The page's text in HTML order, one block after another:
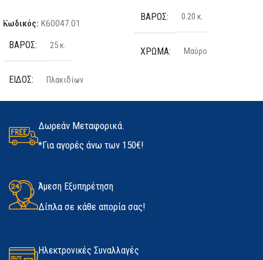
Σε απόθεμα
Κωδικός: K60047.01
ΒΆΡΟΣ 25 κ.
ΕΊΔΟΣ Πλακιδίων
ΚΑΤΑΣΚΕΥΑΣΤΉΣ Kerakoll
ΔΙΑΘΕΣΙΜΌΤΗΤΑ
ΒΆΡΟΣ 0.20 κ.
ΧΡΏΜΑ Μαύρο
Δωρεάν Μεταφορικά.
*Για αγορές άνω των 150€!
Άμεση Εξυπηρέτηση
Δίπλα σε κάθε απορία σας!
Ηλεκτρονικές Συναλλαγές